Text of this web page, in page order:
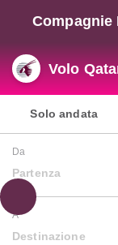
Compagnie
Volo
Solo andata
Da
Partenza
A
Destinazione